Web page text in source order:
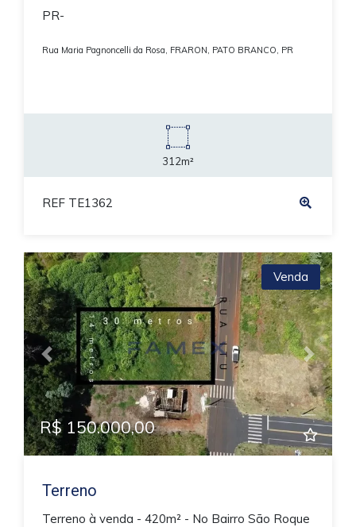
PR-
Rua Maria Pagnoncelli da Rosa, FRARON, PATO BRANCO, PR
312m²
REF TE1362
Previous Next
Venda
R$ 150.000,00
Terreno
Terreno à venda - 420m² - No Bairro São Roque